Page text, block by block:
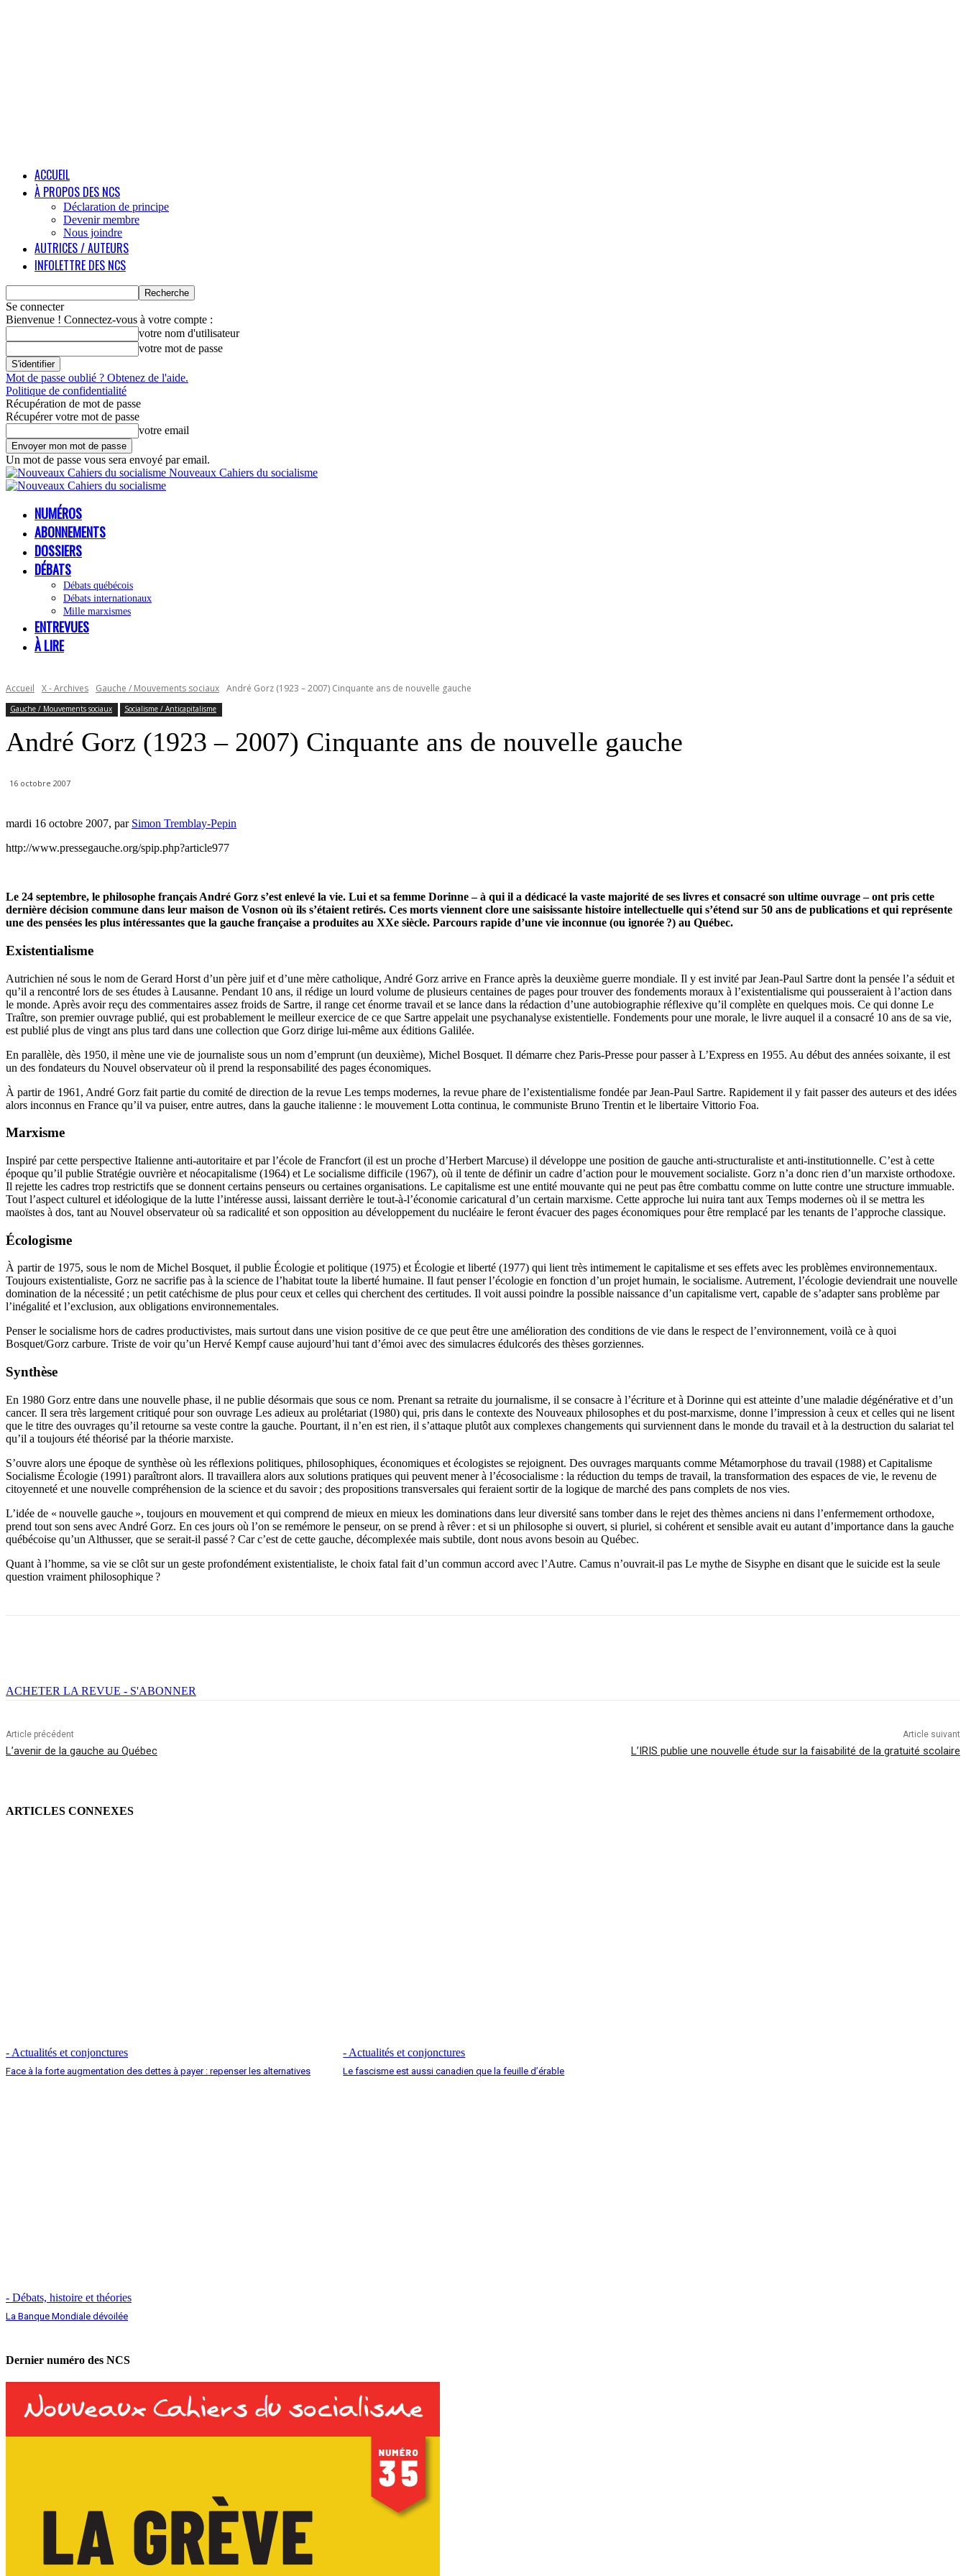
ACCUEIL
À PROPOS DES NCS
Déclaration de principe
Devenir membre
Nous joindre
AUTRICES / AUTEURS
INFOLETTRE DES NCS
Se connecter
Bienvenue ! Connectez-vous à votre compte :
votre nom d'utilisateur
votre mot de passe
Mot de passe oublié ? Obtenez de l'aide.
Politique de confidentialité
Récupération de mot de passe
Récupérer votre mot de passe
votre email
Un mot de passe vous sera envoyé par email.
Nouveaux Cahiers du socialisme
NUMÉROS
ABONNEMENTS
DOSSIERS
DÉBATS
Débats québécois
Débats internationaux
Mille marxismes
ENTREVUES
À LIRE
Accueil X - Archives Gauche / Mouvements sociaux André Gorz (1923 – 2007) Cinquante ans de nouvelle gauche
Gauche / Mouvements sociaux Socialisme / Anticapitalisme
André Gorz (1923 – 2007) Cinquante ans de nouvelle gauche
16 octobre 2007
mardi 16 octobre 2007, par Simon Tremblay-Pepin
http://www.pressegauche.org/spip.php?article977
Le 24 septembre, le philosophe français André Gorz s’est enlevé la vie. Lui et sa femme Dorinne – à qui il a dédicacé la vaste majorité de ses livres et consacré son ultime ouvrage – ont pris cette
dernière décision commune dans leur maison de Vosnon où ils s’étaient retirés. Ces morts viennent clore une saisissante histoire intellectuelle qui s’étend sur 50 ans de publications et qui représente
une des pensées les plus intéressantes que la gauche française a produites au XXe siècle. Parcours rapide d’une vie inconnue (ou ignorée ?) au Québec.
Existentialisme
Autrichien né sous le nom de Gerard Horst d’un père juif et d’une mère catholique, André Gorz arrive en France après la deuxième guerre mondiale. Il y est invité par Jean-Paul Sartre dont la pensée l’a séduit et
qu’il a rencontré lors de ses études à Lausanne. Pendant 10 ans, il rédige un lourd volume de plusieurs centaines de pages pour trouver des fondements moraux à l’existentialisme qui pousseraient à l’action dans
le monde. Après avoir reçu des commentaires assez froids de Sartre, il range cet énorme travail et se lance dans la rédaction d’une autobiographie réflexive qu’il complète en quelques mois. Ce qui donne Le
Traître, son premier ouvrage publié, qui est probablement le meilleur exercice de ce que Sartre appelait une psychanalyse existentielle. Fondements pour une morale, le livre auquel il a consacré 10 ans de sa vie,
est publié plus de vingt ans plus tard dans une collection que Gorz dirige lui-même aux éditions Galilée.
En parallèle, dès 1950, il mène une vie de journaliste sous un nom d’emprunt (un deuxième), Michel Bosquet. Il démarre chez Paris-Presse pour passer à L’Express en 1955. Au début des années soixante, il est
un des fondateurs du Nouvel observateur où il prend la responsabilité des pages économiques.
À partir de 1961, André Gorz fait partie du comité de direction de la revue Les temps modernes, la revue phare de l’existentialisme fondée par Jean-Paul Sartre. Rapidement il y fait passer des auteurs et des idées
alors inconnus en France qu’il va puiser, entre autres, dans la gauche italienne : le mouvement Lotta continua, le communiste Bruno Trentin et le libertaire Vittorio Foa.
Marxisme
Inspiré par cette perspective Italienne anti-autoritaire et par l’école de Francfort (il est un proche d’Herbert Marcuse) il développe une position de gauche anti-structuraliste et anti-institutionnelle. C’est à cette
époque qu’il publie Stratégie ouvrière et néocapitalisme (1964) et Le socialisme difficile (1967), où il tente de définir un cadre d’action pour le mouvement socialiste. Gorz n’a donc rien d’un marxiste orthodoxe.
Il rejette les cadres trop restrictifs que se donnent certains penseurs ou certaines organisations. Le capitalisme est une entité mouvante qui ne peut pas être combattu comme on lutte contre une structure immuable.
Tout l’aspect culturel et idéologique de la lutte l’intéresse aussi, laissant derrière le tout-à-l’économie caricatural d’un certain marxisme. Cette approche lui nuira tant aux Temps modernes où il se mettra les
maoïstes à dos, tant au Nouvel observateur où sa radicalité et son opposition au développement du nucléaire le feront évacuer des pages économiques pour être remplacé par les tenants de l’approche classique.
Écologisme
À partir de 1975, sous le nom de Michel Bosquet, il publie Écologie et politique (1975) et Écologie et liberté (1977) qui lient très intimement le capitalisme et ses effets avec les problèmes environnementaux.
Toujours existentialiste, Gorz ne sacrifie pas à la science de l’habitat toute la liberté humaine. Il faut penser l’écologie en fonction d’un projet humain, le socialisme. Autrement, l’écologie deviendrait une nouvelle
domination de la nécessité ; un petit catéchisme de plus pour ceux et celles qui cherchent des certitudes. Il voit aussi poindre la possible naissance d’un capitalisme vert, capable de s’adapter sans problème par
l’inégalité et l’exclusion, aux obligations environnementales.
Penser le socialisme hors de cadres productivistes, mais surtout dans une vision positive de ce que peut être une amélioration des conditions de vie dans le respect de l’environnement, voilà ce à quoi
Bosquet/Gorz carbure. Triste de voir qu’un Hervé Kempf cause aujourd’hui tant d’émoi avec des simulacres édulcorés des thèses gorziennes.
Synthèse
En 1980 Gorz entre dans une nouvelle phase, il ne publie désormais que sous ce nom. Prenant sa retraite du journalisme, il se consacre à l’écriture et à Dorinne qui est atteinte d’une maladie dégénérative et d’un
cancer. Il sera très largement critiqué pour son ouvrage Les adieux au prolétariat (1980) qui, pris dans le contexte des Nouveaux philosophes et du post-marxisme, donne l’impression à ceux et celles qui ne lisent
que le titre des ouvrages qu’il retourne sa veste contre la gauche. Pourtant, il n’en est rien, il s’attaque plutôt aux complexes changements qui surviennent dans le monde du travail et à la destruction du salariat tel
qu’il a toujours été théorisé par la théorie marxiste.
S’ouvre alors une époque de synthèse où les réflexions politiques, philosophiques, économiques et écologistes se rejoignent. Des ouvrages marquants comme Métamorphose du travail (1988) et Capitalisme
Socialisme Écologie (1991) paraîtront alors. Il travaillera alors aux solutions pratiques qui peuvent mener à l’écosocialisme : la réduction du temps de travail, la transformation des espaces de vie, le revenu de
citoyenneté et une nouvelle compréhension de la science et du savoir ; des propositions transversales qui feraient sortir de la logique de marché des pans complets de nos vies.
L’idée de « nouvelle gauche », toujours en mouvement et qui comprend de mieux en mieux les dominations dans leur diversité sans tomber dans le rejet des thèmes anciens ni dans l’enfermement orthodoxe,
prend tout son sens avec André Gorz. En ces jours où l’on se remémore le penseur, on se prend à rêver : et si un philosophe si ouvert, si pluriel, si cohérent et sensible avait eu autant d’importance dans la gauche
québécoise qu’un Althusser, que se serait-il passé ? Car c’est de cette gauche, décomplexée mais subtile, dont nous avons besoin au Québec.
Quant à l’homme, sa vie se clôt sur un geste profondément existentialiste, le choix fatal fait d’un commun accord avec l’Autre. Camus n’ouvrait-il pas Le mythe de Sisyphe en disant que le suicide est la seule
question vraiment philosophique ?
ACHETER LA REVUE - S'ABONNER
Article précédent
L’avenir de la gauche au Québec
Article suivant
L’IRIS publie une nouvelle étude sur la faisabilité de la gratuité scolaire
ARTICLES CONNEXES
- Actualités et conjonctures
Face à la forte augmentation des dettes à payer : repenser les alternatives
- Actualités et conjonctures
Le fascisme est aussi canadien que la feuille d’érable
- Débats, histoire et théories
La Banque Mondiale dévoilée
Dernier numéro des NCS